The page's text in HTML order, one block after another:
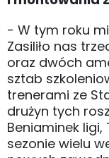
- W tym roku
Zasiliło nas
oraz dwóch
sztab
trenerami ze
drużyn tych
Beniaminek
sezonie wielu